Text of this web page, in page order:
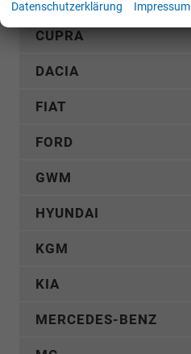
CUPRA
DACIA
FIAT
FORD
GWM
HYUNDAI
KGM
KIA
MERCEDES-BENZ
Datenschutzerklärung Impressum